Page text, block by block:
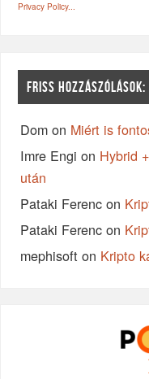
Privacy Policy...
FRISS HOZZÁSZÓLÁSOK:
Dom on Miért is
Imre Engi on Hybrid
után
Pataki Ferenc on
Pataki Ferenc on
mephisoft on Kripto